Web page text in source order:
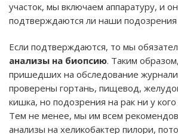
участок, мы включаем аппаратуру, и
подтверждаются ли наши подозрения
Если подтверждаются, то мы
анализы на биопсию. Таким
пришедших на обследование
проверены гортань, пищевод,
кишка, но подозрения на рак ни у
Тем не менее, мы им всем
анализы на хеликобактер пилори,